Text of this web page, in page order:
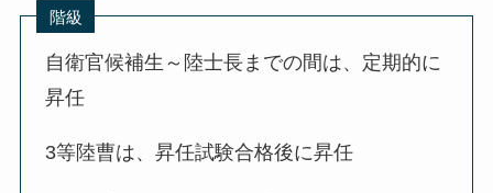
階級
自衛官候補生～陸士長までの間は、定期的に
昇任
3等陸曹は、昇任試験合格後に昇任